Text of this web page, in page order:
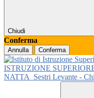
Chiudi
Conferma
Annulla Conferma
ISTRUZIONE
NATTA
Sestri Levante -